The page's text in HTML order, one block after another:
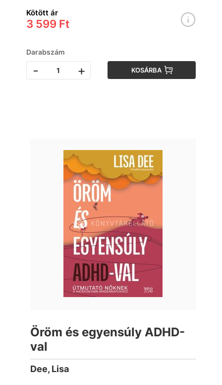
Kötött ár
3 599 Ft
Darabszám
- + KOSÁRBA
Öröm és egyensúly ADHD-
val
Dee, Lisa